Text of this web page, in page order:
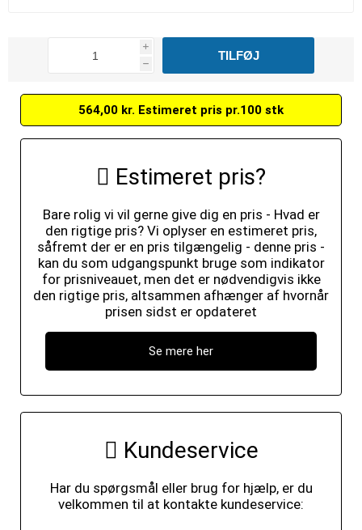
i
h
564,00 kr. Estimeret pris pr.100 stk
Estimeret pris?
Bare rolig vi vil gerne give dig en pris - Hvad er
den rigtige pris? Vi oplyser en estimeret pris,
såfremt der er en pris tilgængelig - denne pris -
kan du som udgangspunkt bruge som indikator
for prisniveauet, men det er nødvendigvis ikke
den rigtige pris, altsammen afhænger af hvornår
prisen sidst er opdateret
Se mere her
Kundeservice
Har du spørgsmål eller brug for hjælp, er du
velkommen til at kontakte kundeservice: